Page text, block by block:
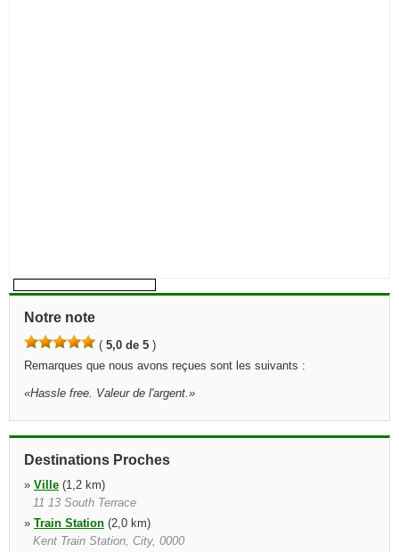
Notre note
( 5,0 de 5 )
Remarques que nous avons reçues sont les suivants :
«Hassle free. Valeur de l'argent.»
Destinations Proches
» Ville (1,2 km)
11 13 South Terrace
» Train Station (2,0 km)
Kent Train Station, City, 0000